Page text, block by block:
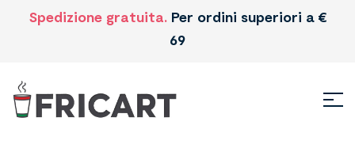
Spedizione gratuita. Per ordini superiori a €
69